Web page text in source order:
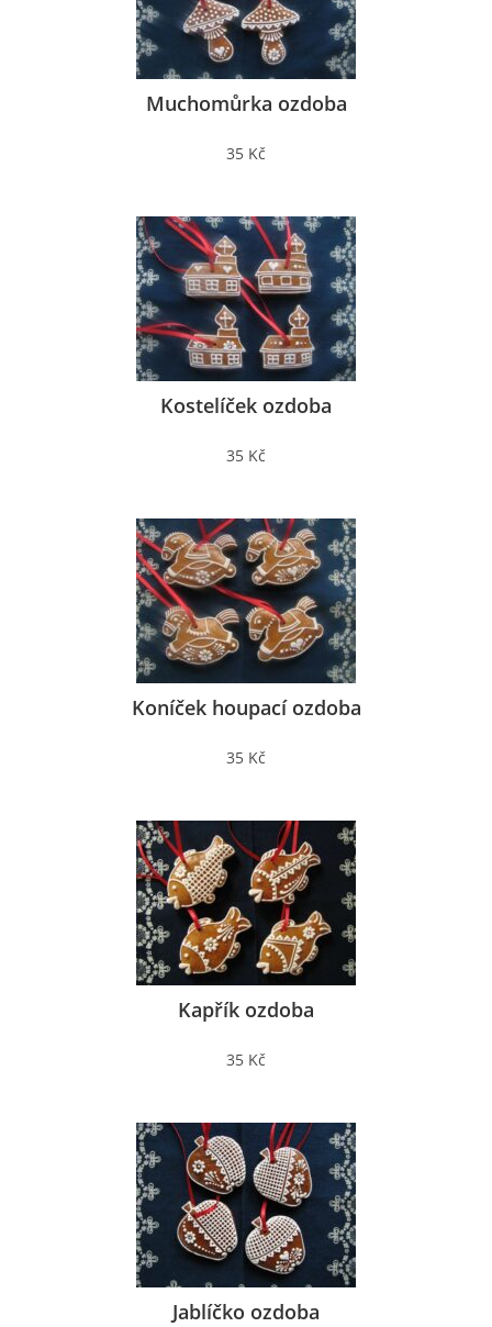
Muchomůrka ozdoba
35 Kč
Kostelíček ozdoba
35 Kč
Koníček houpací ozdoba
35 Kč
Kapřík ozdoba
35 Kč
Jablíčko ozdoba